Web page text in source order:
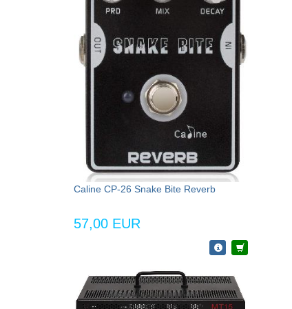
Caline CP-26 Snake Bite Reverb
57,00 EUR